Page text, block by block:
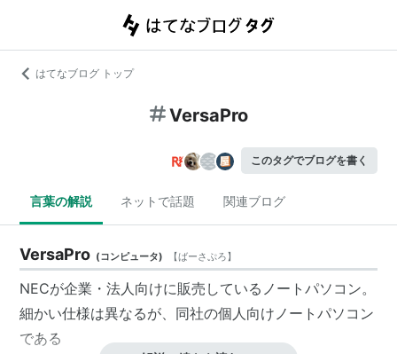
はてなブログ トップ
VersaPro
このタグでブログを書く
言葉の解説 ネットで話題 関連ブログ
VersaPro (コンピュータ) 【ばーさぷろ】
NECが企業・法人向けに販売しているノートパソコン。
細かい仕様は異なるが、同社の個人向けノートパソコン
である